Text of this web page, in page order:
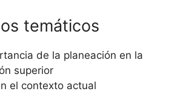
temáticos
de la planeación en la
superior
el contexto actual